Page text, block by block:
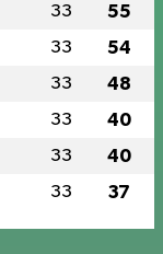
33 55
33 54
33 48
33 40
33 40
33 37